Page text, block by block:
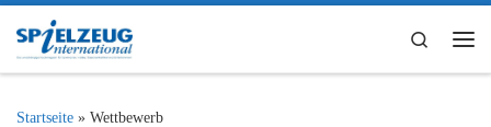
Zum Inhalt springen
Search
Startseite » Wettbewerb